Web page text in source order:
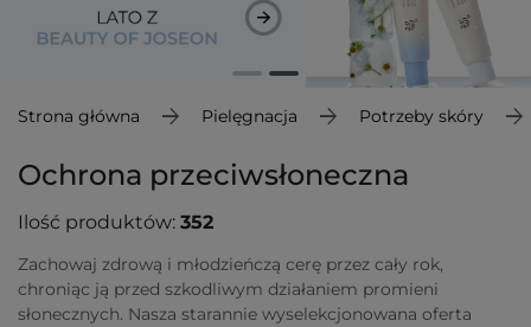
Zapisz się na newsletter pełen porad
Strona główna Pielęgnacja Potrzeby skóry
Ochrona przeciwsłoneczna
Ilość produktów: 352
Zachowaj zdrową i młodzieńczą cerę przez cały rok,
chroniąc ją przed szkodliwym działaniem promieni
słonecznych. Nasza starannie wyselekcjonowana oferta